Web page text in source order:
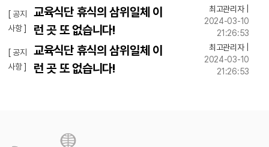
[ 공지
사항 ]
교육식단 휴식의 삼위일체 이
런 곳 또 없습니다!
최고관리자|
2024-03-10
21:26:53
[ 공지
사항 ]
교육식단 휴식의 삼위일체 이
런 곳 또 없습니다!
최고관리자|
2024-03-10
21:26:53